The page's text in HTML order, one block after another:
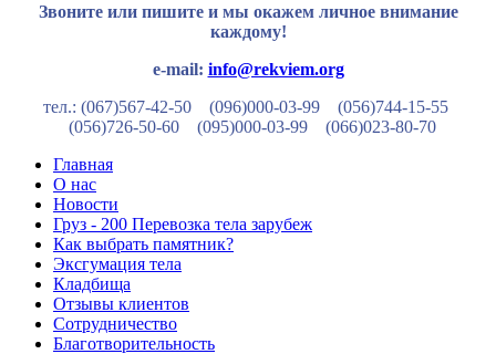
Звоните или пишите и мы окажем личное внимание
каждому!
e-mail: info@rekviem.org
тел.: (067)567-42-50 (096)000-03-99
(056)744-15-55
(056)726-50-60
(095)000-03-99
(066)023-80-70
Главная
О нас
Новости
Груз - 200 Перевозка тела зарубеж
Как выбрать памятник?
Эксгумация тела
Кладбища
Отзывы клиентов
Сотрудничество
Благотворительность